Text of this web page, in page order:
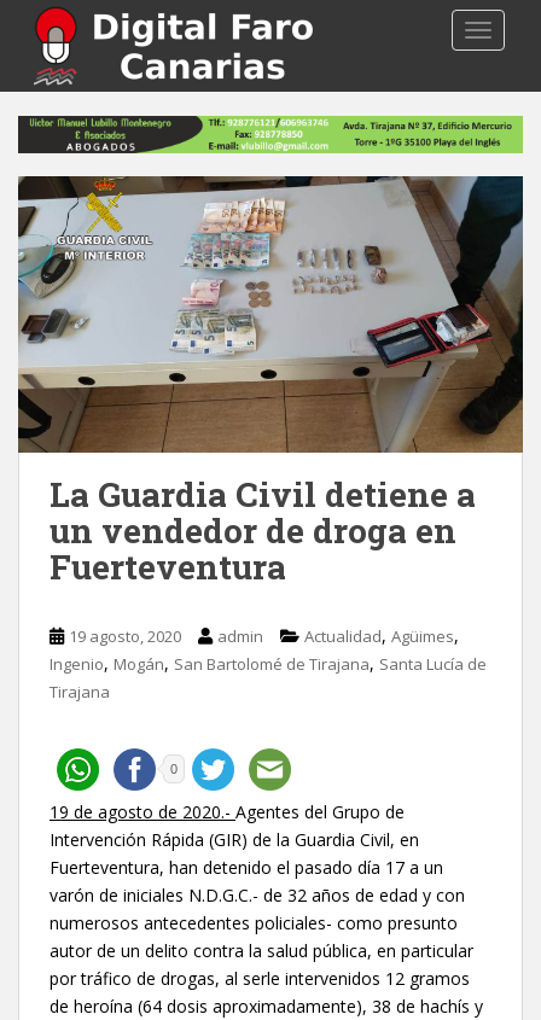
p
La Guardia Civil detiene a
un vendedor de droga en
Fuerteventura
19 agosto, 2020 admin Actualidad, Agüimes,
Ingenio, Mogán, San Bartolomé de Tirajana, Santa Lucía de
Tirajana
0
19 de agosto de 2020.- Agentes del Grupo de
Intervención Rápida (GIR) de la Guardia Civil, en
Fuerteventura, han detenido el pasado día 17 a un
varón de iniciales N.D.G.C.- de 32 años de edad y con
numerosos antecedentes policiales- como presunto
autor de un delito contra la salud pública, en particular
por tráfico de drogas, al serle intervenidos 12 gramos
de heroína (64 dosis aproximadamente), 38 de hachís y